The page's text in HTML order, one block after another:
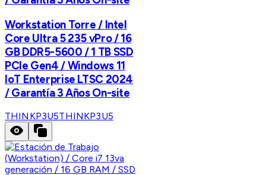
Workstation Torre / Intel
Core Ultra 5 235 vPro / 16
GB DDR5-5600 / 1 TB SSD
PCIe Gen4 / Windows 11
IoT Enterprise LTSC 2024
/ Garantía 3 Años On-site
THINKP3U5THINKP3U5